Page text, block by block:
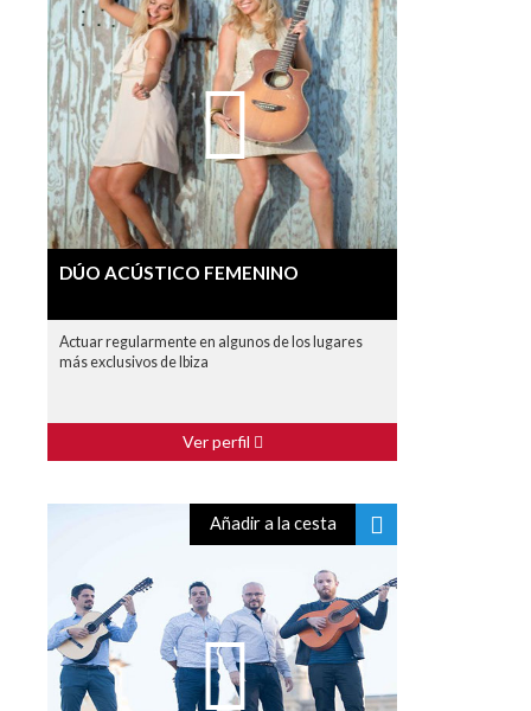
DÚO ACÚSTICO FEMENINO
Actuar regularmente en algunos de los lugares
más exclusivos de Ibiza
Ver perfil
Añadir a la cesta